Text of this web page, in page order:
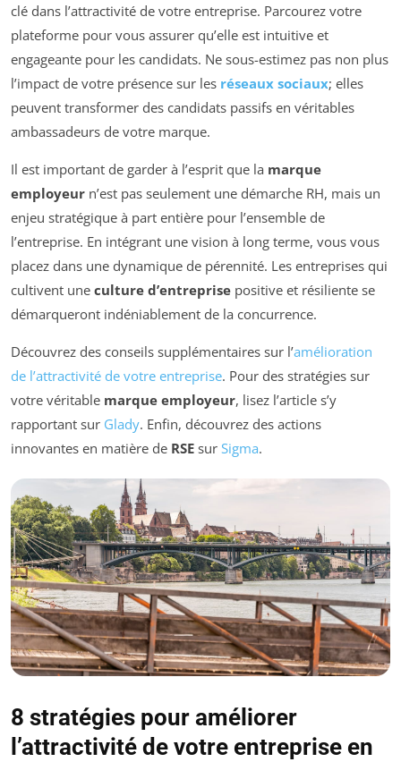
clé dans l’attractivité de votre entreprise. Parcourez votre
plateforme pour vous assurer qu’elle est intuitive et
engageante pour les candidats. Ne sous-estimez pas non plus
l’impact de votre présence sur les réseaux sociaux; elles
peuvent transformer des candidats passifs en véritables
ambassadeurs de votre marque.
Il est important de garder à l’esprit que la marque
employeur n’est pas seulement une démarche RH, mais un
enjeu stratégique à part entière pour l’ensemble de
l’entreprise. En intégrant une vision à long terme, vous vous
placez dans une dynamique de pérennité. Les entreprises qui
cultivent une culture d’entreprise positive et résiliente se
démarqueront indéniablement de la concurrence.
Découvrez des conseils supplémentaires sur l’amélioration
de l’attractivité de votre entreprise. Pour des stratégies sur
votre véritable marque employeur, lisez l’article s’y
rapportant sur Glady. Enfin, découvrez des actions
innovantes en matière de RSE sur Sigma.
8 stratégies pour améliorer
l’attractivité de votre entreprise en